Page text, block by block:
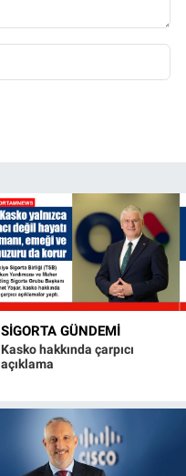
SIGORTA GÜNDEMI
Kasko hakkında çarpıcı
açıklama